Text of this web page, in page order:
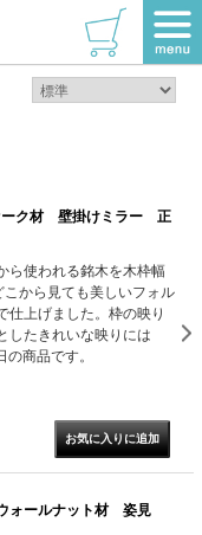
ク材 壁掛けミラー 正
ら使われる銘木を木枠幅
から見ても美しいフォル
仕上げました。枠の映り
したきれいな映りには
商品です。
ールナット材 姿見